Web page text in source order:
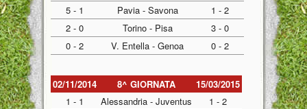
5 - 1
Pavia - Savona
1 - 2
2 - 0
Torino - Pisa
3 - 0
0 - 2
V. Entella - Genoa 0 - 2
02/11/2014 8^ GIORNATA
15/03/2015
1 - 1
Alessandria - Juventus
1 - 2